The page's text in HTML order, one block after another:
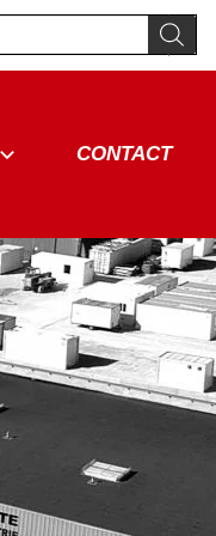
CONTACT